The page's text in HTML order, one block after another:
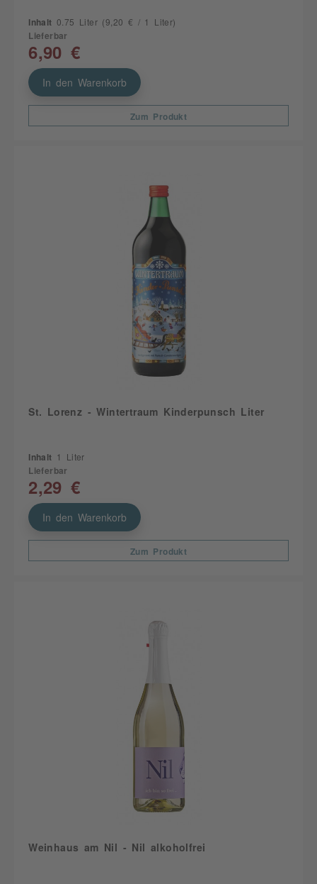
Inhalt 0.75 Liter (9,20 € / 1 Liter)
Lieferbar
6,90 €
In den Warenkorb
Zum Produkt
St. Lorenz - Wintertraum Kinderpunsch Liter
Inhalt 1 Liter
Lieferbar
2,29 €
In den Warenkorb
Zum Produkt
Weinhaus am Nil - Nil alkoholfrei